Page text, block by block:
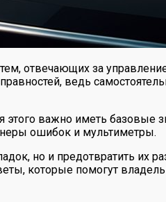
отвечающих за
ведь
важно иметь базовые
ошибок и мультиметры.
но и предотвратить их
которые помогут